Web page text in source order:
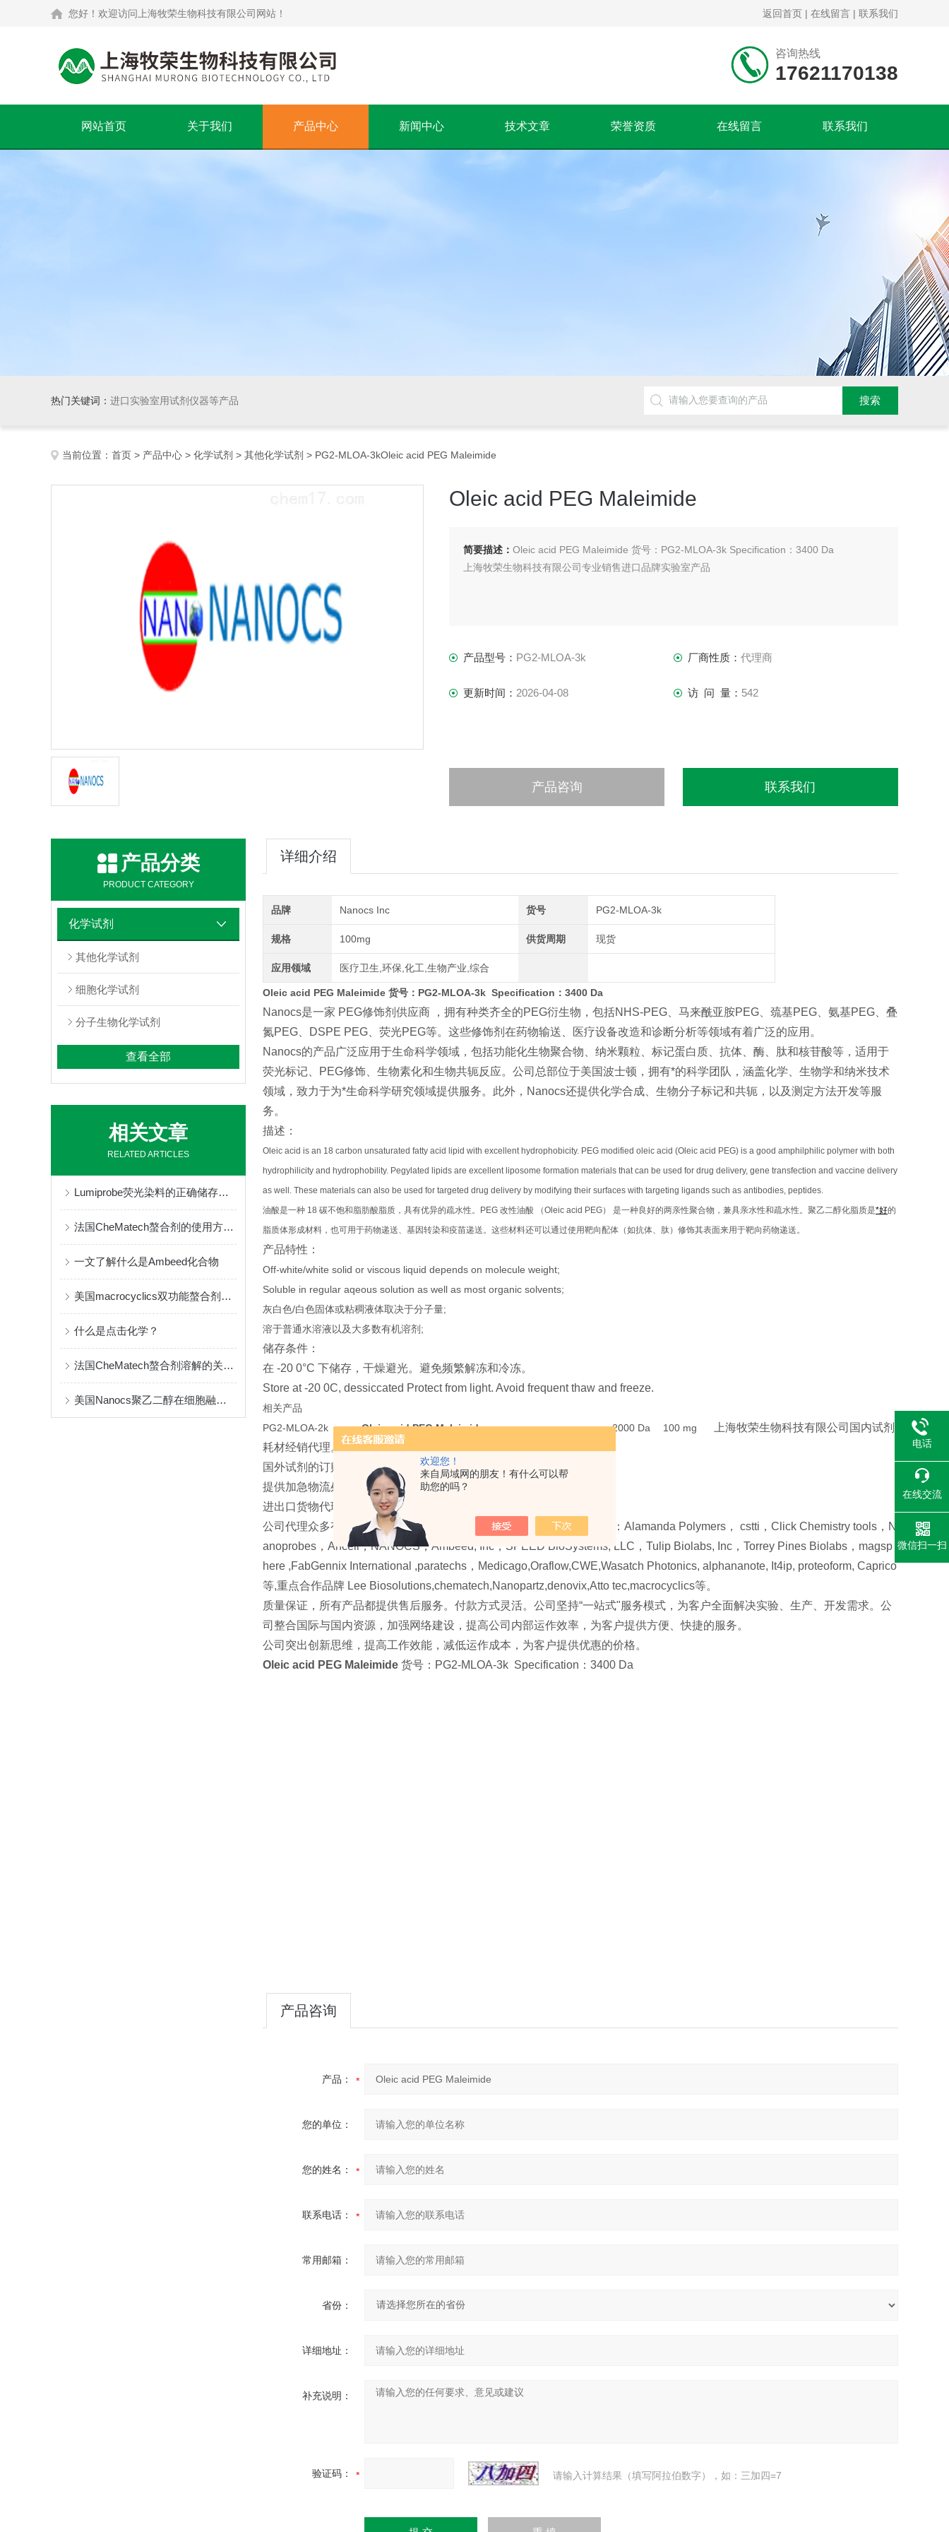
欢迎您！
来自局域网的朋友！有什么可以帮
助您的吗？
您好！欢迎访问上海牧荣生物科技有限公司网站！ 返回首页 | 在线留言 | 联系我们
咨询热线
17621170138
网站首页 关于我们 产品中心 新闻中心 技术文章 荣誉资质 在线留言 联系我们
热门关键词： 进口实验室用试剂仪器等产品
当前位置： 首页 > 产品中心 > 化学试剂 > 其他化学试剂 > PG2-MLOA-3kOleic acid PEG Maleimide
Oleic acid PEG Maleimide
简要描述： Oleic acid PEG Maleimide 货号：PG2-MLOA-3k Specification：3400 Da
上海牧荣生物科技有限公司专业销售进口品牌实验室产品
产品型号： PG2-MLOA-3k 厂商性质： 代理商
更新时间： 2026-04-08 访 问 量： 542
产品咨询 联系我们
产品分类
PRODUCT CATEGORY
化学试剂
其他化学试剂
细胞化学试剂
分子生物化学试剂
查看全部
相关文章
RELATED ARTICLES
Lumiprobe荧光染料的正确储存与保管
法国CheMatech螯合剂的使用方法很简单
一文了解什么是Ambeed化合物
美国macrocyclics双功能螯合剂的包装、贮存和使用事项
什么是点击化学？
法国CheMatech螯合剂溶解的关键注意事项
美国Nanocs聚乙二醇在细胞融合中的优点
详细介绍
品牌 Nanocs Inc 货号 PG2-MLOA-3k
规格 100mg 供货周期 现货
应用领域 医疗卫生,环保,化工,生物产业,综合
Oleic acid PEG Maleimide 货号：PG2-MLOA-3k Specification：3400 Da
Nanocs是一家 PEG修饰剂供应商 ，拥有种类齐全的PEG衍生物，包括NHS-PEG、马来酰亚胺PEG、巯基PEG、氨基PEG、叠
氮PEG、DSPE PEG、荧光PEG等。这些修饰剂在药物输送、医疗设备改造和诊断分析等领域有着广泛的应用。
Nanocs的产品广泛应用于生命科学领域，包括功能化生物聚合物、纳米颗粒、标记蛋白质、抗体、酶、肽和核苷酸等，适用于
荧光标记、PEG修饰、生物素化和生物共轭反应。公司总部位于美国波士顿，拥有*的科学团队，涵盖化学、生物学和纳米技术
领域，致力于为*生命科学研究领域提供服务。此外，Nanocs还提供化学合成、生物分子标记和共轭，以及测定方法开发等服
务。
描述：
Oleic acid is an 18 carbon unsaturated fatty acid lipid with excellent hydrophobicity. PEG modified oleic acid (Oleic acid PEG) is a good amphilphilic polymer with both
hydrophilicity and hydrophobility. Pegylated lipids are excellent liposome formation materials that can be used for drug delivery, gene transfection and vaccine delivery
as well. These materials can also be used for targeted drug delivery by modifying their surfaces with targeting ligands such as antibodies, peptides.
油酸是一种 18 碳不饱和脂肪酸脂质，具有优异的疏水性。PEG 改性油酸 （Oleic acid PEG） 是一种良好的两亲性聚合物，兼具亲水性和疏水性。聚乙二醇化脂质是*好的
脂质体形成材料，也可用于药物递送、基因转染和疫苗递送。这些材料还可以通过使用靶向配体（如抗体、肽）修饰其表面来用于靶向药物递送。
产品特性：
Off-white/white solid or viscous liquid depends on molecule weight;
Soluble in regular aqeous solution as well as most organic solvents;
灰白色/白色固体或粘稠液体取决于分子量;
溶于普通水溶液以及大多数有机溶剂;
储存条件：
在 -20 0°C 下储存，干燥避光。避免频繁解冻和冷冻。
Store at -20 0C, dessiccated Protect from light. Avoid frequent thaw and freeze.
相关产品
PG2-MLOA-2k
Oleic acid PEG Maleimide 2000 Da 100 mg 上海牧荣生物科技有限公司 国内试剂
耗材经销代理。
国外试剂的订购。可提供欧美实验室品牌的采购方案。
提供加急物流处理，进口货物，最快交期1-2周。
进出口货物代理服务。
公司代理众多有名生命科学领域的研究试剂、仪器和实验室消耗品品牌：Alamanda Polymers， cstti，Click Chemistry tools，N
anoprobes，Ancell，NANOCS，Ambeed, Inc，SPEED BioSystems, LLC，Tulip Biolabs, Inc，Torrey Pines Biolabs，magsp
here ,FabGennix International ,paratechs，Medicago,Oraflow,CWE,Wasatch Photonics, alphananote, It4ip, proteoform, Caprico
等,重点合作品牌 Lee Biosolutions,chematech,Nanopartz,denovix,Atto tec,macrocyclics等。
质量保证，所有产品都提供售后服务。付款方式灵活。公司坚持“一站式"服务模式，为客户全面解决实验、生产、开发需求。公
司整合国际与国内资源，加强网络建设，提高公司内部运作效率，为客户提供方便、快捷的服务。
公司突出创新思维，提高工作效能，减低运作成本，为客户提供优惠的价格。
Oleic acid PEG Maleimide 货号：PG2-MLOA-3k Specification：3400 Da
产品咨询
产品：
您的单位：
您的姓名：
联系电话：
常用邮箱：
省份：
详细地址：
补充说明：
验证码： 请输入计算结果（填写阿拉伯数字），如：三加四=7
电话
在线交流
微信扫一扫